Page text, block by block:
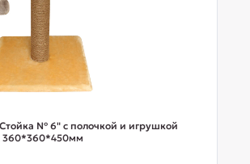
№ 6" с полочкой и игрушкой
360*360*450мм